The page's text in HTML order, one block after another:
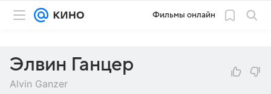
Фильмы онлайн
Элвин Ганцер
Alvin Ganzer